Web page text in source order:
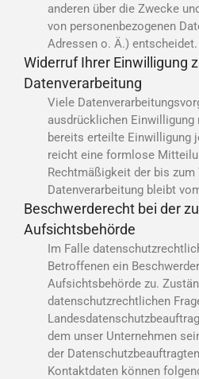
anderen über die Zwecke
von personenbezogenen
Adressen o. Ä.) entscheidet.
Widerruf Ihrer Einwilligung
Datenverarbeitung
Viele
ausdrücklichen
bereits erteilte Einwilligung
reicht eine formlose
Rechtmäßigkeit der bis
Datenverarbeitung bleibt
Beschwerderecht bei der
Aufsichtsbehörde
Im Falle
Betroffenen ein
Aufsichtsbehörde zu.
datenschutzrechtlichen
dem unser Unternehmen
der
Kontaktdaten können